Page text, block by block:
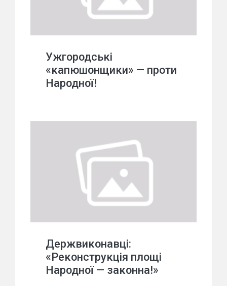
Ужгородські
«капюшонщики» — проти
Народної!
Держвиконавці:
«Реконструкція площі
Народної — законна!»